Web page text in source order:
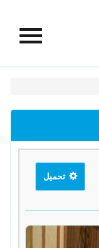
تحميل